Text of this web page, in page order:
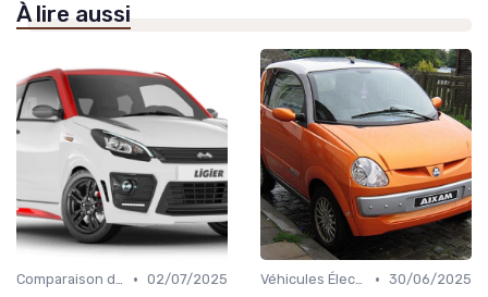
À lire aussi
Comparaison des Modèles • 02/07/2025
Véhicules Électriques sans Permis • 30/06/2025